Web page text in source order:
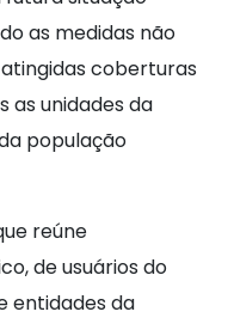
as medidas não
coberturas
as unidades da
população
reúne
de usuários do
entidades da